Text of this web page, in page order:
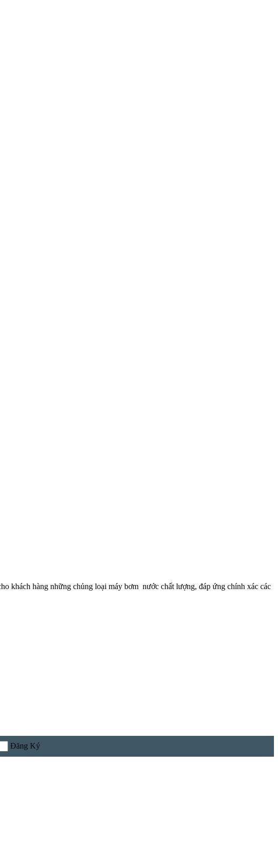
khách hàng những chủng loại máy bơm nước chất lượng, đáp ứng chính xác các
Đăng Ký